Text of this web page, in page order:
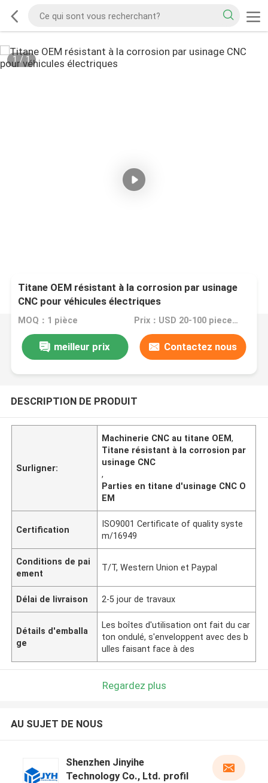
1/ 1
Titane OEM résistant à la corrosion par usinage
CNC pour véhicules électriques
MOQ：1 pièce Prix：USD 20-100 pieces,negotiable
meilleur prix Contactez nous
DESCRIPTION DE PRODUIT
Surligner:
Machinerie CNC au titane OEM,
Titane résistant à la corrosion par
usinage CNC
,
Parties en titane d'usinage CNC O
EM
Certification
ISO9001 Certificate of quality syste
m/16949
Conditions de pai
ement
T/T, Western Union et Paypal
Délai de livraison 2-5 jour de travaux
Détails d'emballa
ge
Les boîtes d'utilisation ont fait du car
ton ondulé, s'enveloppent avec des b
ulles faisant face à des
Regardez plus
AU SUJET DE NOUS
Shenzhen Jinyihe
Technology Co., Ltd. profil